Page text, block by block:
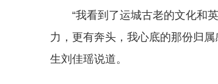
“我看到了运城古老的文化和
力，更有奔头，我心底的那份归
生刘佳瑶说道。